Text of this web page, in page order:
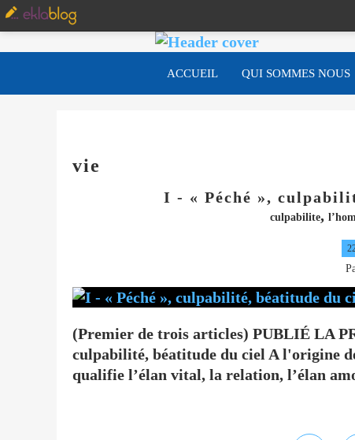
ACCUEIL QUI SOMMES NOUS
vie
I - « Péché »,
culpabilite,
(Premier de trois articles) PUBLIÉ LA
culpabilité, béatitude du ciel A l'origine
qualifie l’élan vital, la relation, l’élan